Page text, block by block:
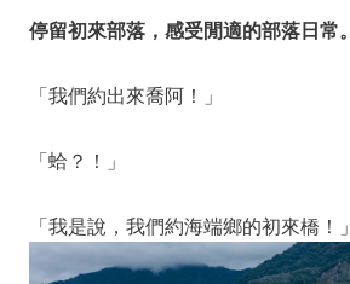
停留初來部落，感受閒適的部落日常。
「我們約出來喬阿！」
「蛤？！」
「我是說，我們約海端鄉的初來橋！」